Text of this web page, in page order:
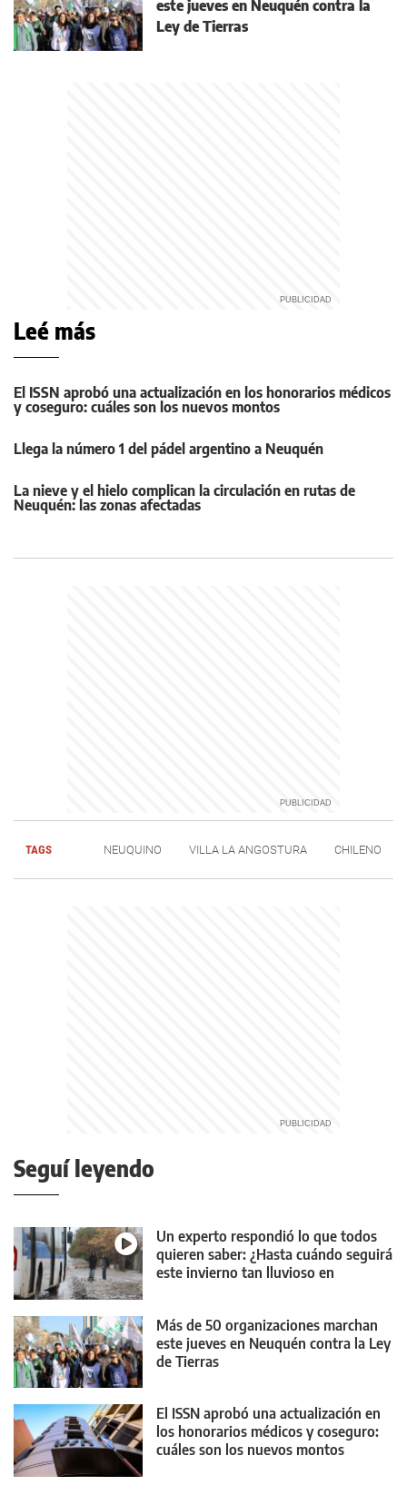
este jueves en Neuquén contra la
Ley de Tierras
Leé más
El ISSN aprobó una actualización en los honorarios médicos
y coseguro: cuáles son los nuevos montos
Llega la número 1 del pádel argentino a Neuquén
La nieve y el hielo complican la circulación en rutas de
Neuquén: las zonas afectadas
TAGS NEUQUINO VILLA LA ANGOSTURA CHILENO
Seguí leyendo
Un experto respondió lo que todos
quieren saber: ¿Hasta cuándo seguirá
este invierno tan lluvioso en
Más de 50 organizaciones marchan
este jueves en Neuquén contra la Ley
de Tierras
El ISSN aprobó una actualización en
los honorarios médicos y coseguro:
cuáles son los nuevos montos